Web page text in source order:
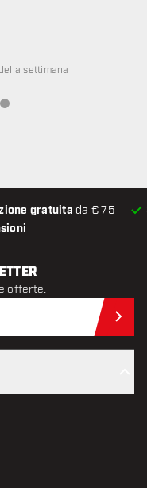
gratuita da € 75
non disponibile
settimana
Servizio clienti non disponibile
offerte.